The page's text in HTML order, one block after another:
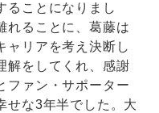
ることになりまし
れることに、葛藤は
ャリアを考え決断し
解をしてくれ、感謝
ファン・サポーター
せな3年半でした。大